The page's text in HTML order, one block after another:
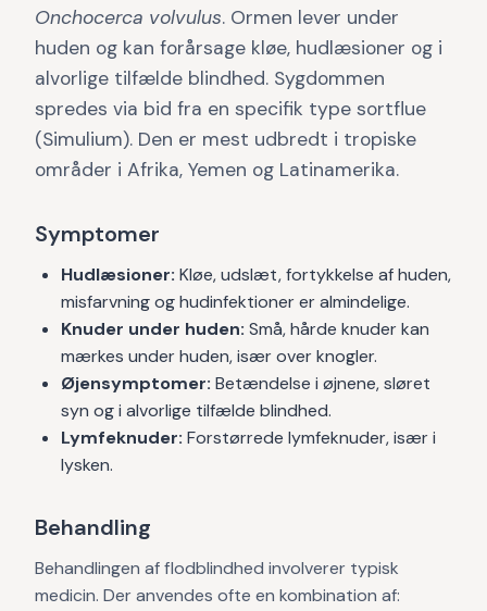
Onchocerca volvulus. Ormen lever under
huden og kan forårsage kløe, hudlæsioner og i
alvorlige tilfælde blindhed. Sygdommen
spredes via bid fra en specifik type sortflue
(Simulium). Den er mest udbredt i tropiske
områder i Afrika, Yemen og Latinamerika.
Symptomer
Hudlæsioner: Kløe, udslæt, fortykkelse af huden,
misfarvning og hudinfektioner er almindelige.
Knuder under huden: Små, hårde knuder kan
mærkes under huden, især over knogler.
Øjensymptomer: Betændelse i øjnene, sløret
syn og i alvorlige tilfælde blindhed.
Lymfeknuder: Forstørrede lymfeknuder, især i
lysken.
Behandling
Behandlingen af flodblindhed involverer typisk
medicin. Der anvendes ofte en kombination af: